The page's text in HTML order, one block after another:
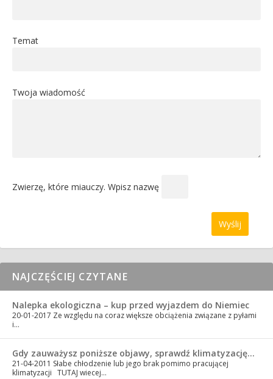
Temat
Twoja wiadomość
Zwierzę, które miauczy. Wpisz nazwę
NAJCZĘŚCIEJ CZYTANE
Nalepka ekologiczna – kup przed wyjazdem do Niemiec
20-01-2017 Ze względu na coraz większe obciążenia związane z pyłami
i…
Gdy zauważysz poniższe objawy, sprawdź klimatyzację…
21-04-2011 Słabe chłodzenie lub jego brak pomimo pracującej
klimatyzacji TUTAJ wiecej…